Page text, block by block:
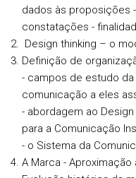
dados às proposições
constatações -
Design thinking – o
Definição de
- campos de estudo
comunicação a eles
- abordagem ao
para a Comunicação
- o Sistema da
A Marca -